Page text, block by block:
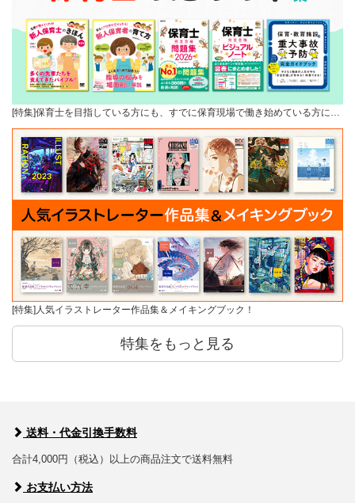
[特集]保育士を目指している方にも、すでに保育現場で働き始めている方に…
[特集]人気イラストレーター作品集＆メイキングブック！
特集をもっと見る
送料・代金引換手数料
合計4,000円（税込）以上の商品注文で送料無料
お支払い方法